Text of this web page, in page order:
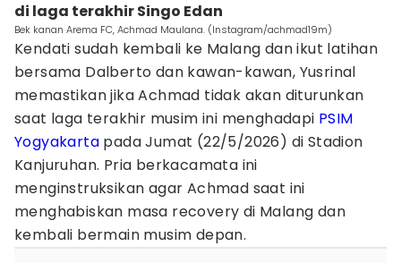
di laga terakhir Singo Edan
Bek kanan Arema FC, Achmad Maulana. (Instagram/achmad19m)
Kendati sudah kembali ke Malang dan ikut latihan
bersama Dalberto dan kawan-kawan, Yusrinal
memastikan jika Achmad tidak akan diturunkan
saat laga terakhir musim ini menghadapi PSIM
Yogyakarta pada Jumat (22/5/2026) di Stadion
Kanjuruhan. Pria berkacamata ini
menginstruksikan agar Achmad saat ini
menghabiskan masa recovery di Malang dan
kembali bermain musim depan.